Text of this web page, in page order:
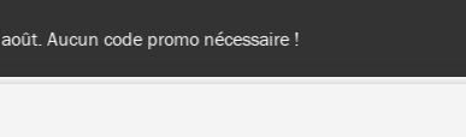
Livraisons en France, en Belgique